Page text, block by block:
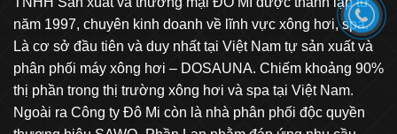
năm 1997, chuyên kinh doanh về lĩnh vực xông hơi, spa.
Là cơ sở đầu tiên và duy nhất tại Việt Nam tự sản xuất và
phân phối máy xông hơi – DOSAUNA. Chiếm khoảng 90%
thị phần trong thị trường xông hơi và spa tại Việt Nam.
Ngoài ra Công ty Đô Mi còn là nhà phân phối độc quyền